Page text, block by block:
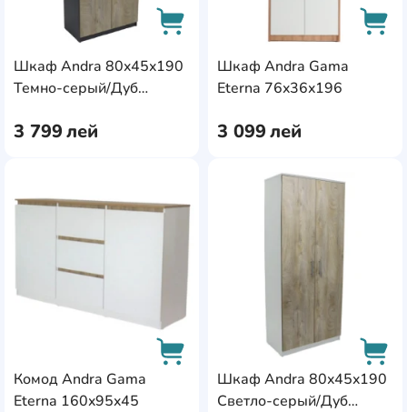
Шкаф Andra 80x45x190
Темно-серый/Дуб
3 799лей
AddCardToCart
Шкаф Andra Gama
Eterna 76x36x196
3 099лей
Комод Andra Gama
Eterna 160x95x45
AddCardToFavourite
Шкаф Andra 80x45x190
Светло-серый/Дуб